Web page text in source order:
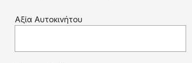
Αξία Αυτοκινήτου